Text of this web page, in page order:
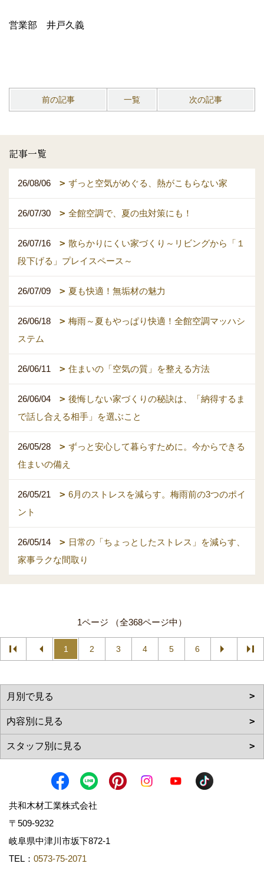
営業部 井戸久義
前の記事 一覧 次の記事
記事一覧
26/08/06 ずっと空気がめぐる、熱がこもらない家
26/07/30 全館空調で、夏の虫対策にも！
26/07/16
散らかりにくい家づくり～リビングから「１
段下げる」プレイスペース～
26/07/09 夏も快適！無垢材の魅力
26/06/18
梅雨～夏もやっぱり快適！全館空調マッハシ
ステム
26/06/11 住まいの「空気の質」を整える方法
26/06/04
後悔しない家づくりの秘訣は、「納得するま
で話し合える相手」を選ぶこと
26/05/28
ずっと安心して暮らすために。今からできる
住まいの備え
26/05/21
6月のストレスを減らす。梅雨前の3つのポイ
ント
26/05/14
日常の「ちょっとしたストレス」を減らす、
家事ラクな間取り
1ページ （全368ページ中）
1 2 3 4 5 6
共和木材工業株式会社
〒509-9232
岐阜県中津川市坂下872‐1
TEL： 0573-75-2071